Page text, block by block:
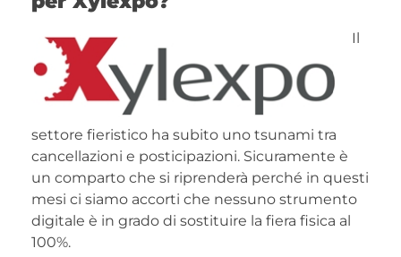
Il
settore fieristico ha subito uno tsunami tra
cancellazioni e posticipazioni. Sicuramente è
un comparto che si riprenderà perché in questi
mesi ci siamo accorti che nessuno strumento
digitale è in grado di sostituire la fiera fisica al
100%.